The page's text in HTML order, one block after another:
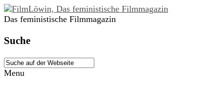
Das feministische Filmmagazin
Suche
Menu